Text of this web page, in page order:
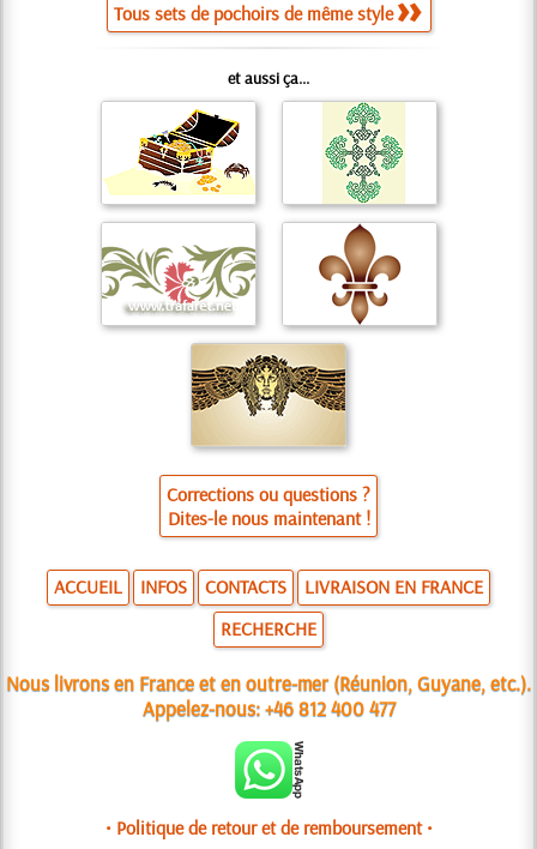
Tous sets de pochoirs de même style
et aussi ça...
Corrections ou questions ?
Dites-le nous maintenant !
ACCUEIL INFOS CONTACTS
LIVRAISON EN FRANCE
RECHERCHE
Nous livrons en France et en outre-mer (Réunion, Guyane, etc.).
Appelez-nous:+46 812 400 477
• Politique de retour et de remboursement •